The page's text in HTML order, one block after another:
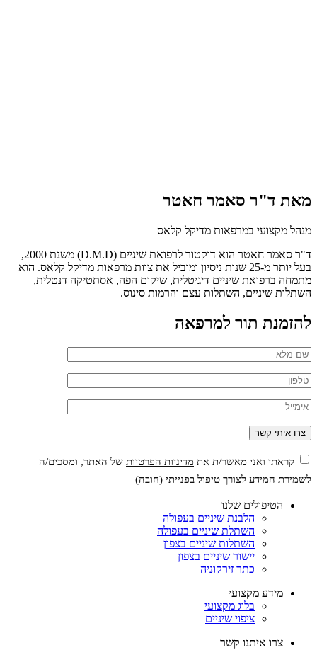
מאת ד"ר סאמר חאטר
מנהל מקצועי במרפאות מדיקל קלאס
ד"ר סאמר חאטר הוא דוקטור לרפואת שיניים (D.M.D) משנת 2000,
בעל יותר מ-25 שנות ניסיון ומוביל את צוות מרפאות מדיקל קלאס. הוא
מתמחה ברפואת שיניים דיגיטלית, שיקום הפה, אסתטיקה דנטלית,
השתלות שיניים, השתלות עצם והרמות סינוס.
להזמנת תור למרפאה
קראתי ואני מאשר/ת את מדיניות הפרטיות של האתר, ומסכים/ה
לשמירת המידע לצורך טיפול בפנייתי (חובה)
הטיפולים שלנו
הלבנת שיניים בעפולה
השתלת שיניים בעפולה
השתלות שיניים בצפון
יישור שיניים בצפון
כתר זירקוניה
מידע מקצועי
בלוג מקצועי
ציפוי שיניים
צרו איתנו קשר